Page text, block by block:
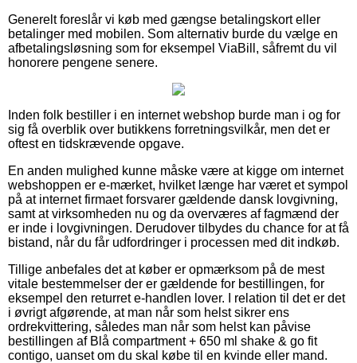
Generelt foreslår vi køb med gængse betalingskort eller
betalinger med mobilen. Som alternativ burde du vælge en
afbetalingsløsning som for eksempel ViaBill, såfremt du vil
honorere pengene senere.
Inden folk bestiller i en internet webshop burde man i og for
sig få overblik over butikkens forretningsvilkår, men det er
oftest en tidskrævende opgave.
En anden mulighed kunne måske være at kigge om internet
webshoppen er e-mærket, hvilket længe har været et sympol
på at internet firmaet forsvarer gældende dansk lovgivning,
samt at virksomheden nu og da overværes af fagmænd der
er inde i lovgivningen. Derudover tilbydes du chance for at få
bistand, når du får udfordringer i processen med dit indkøb.
Tillige anbefales det at køber er opmærksom på de mest
vitale bestemmelser der er gældende for bestillingen, for
eksempel den returret e-handlen lover. I relation til det er det
i øvrigt afgørende, at man når som helst sikrer ens
ordrekvittering, således man når som helst kan påvise
bestillingen af Blå compartment + 650 ml shake & go fit
contigo, uanset om du skal købe til en kvinde eller mand.